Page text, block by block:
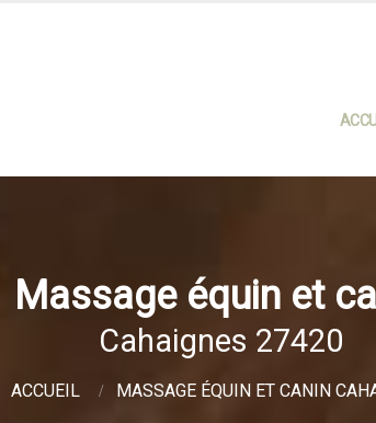
Massage équin et
Cahaignes 27420
ACCUEIL MASSAGE ÉQUIN ET CANIN